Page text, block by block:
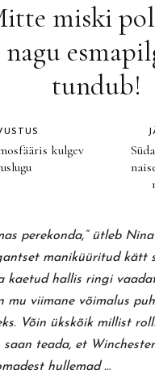
miski
nagu
tundub!
kulgev
perekonda,“ ütleb
maniküüritud kätt
kaetud hallis ringi
mu viimane võimalus
Võin ükskõik millist
saan teada, et
hullemad …